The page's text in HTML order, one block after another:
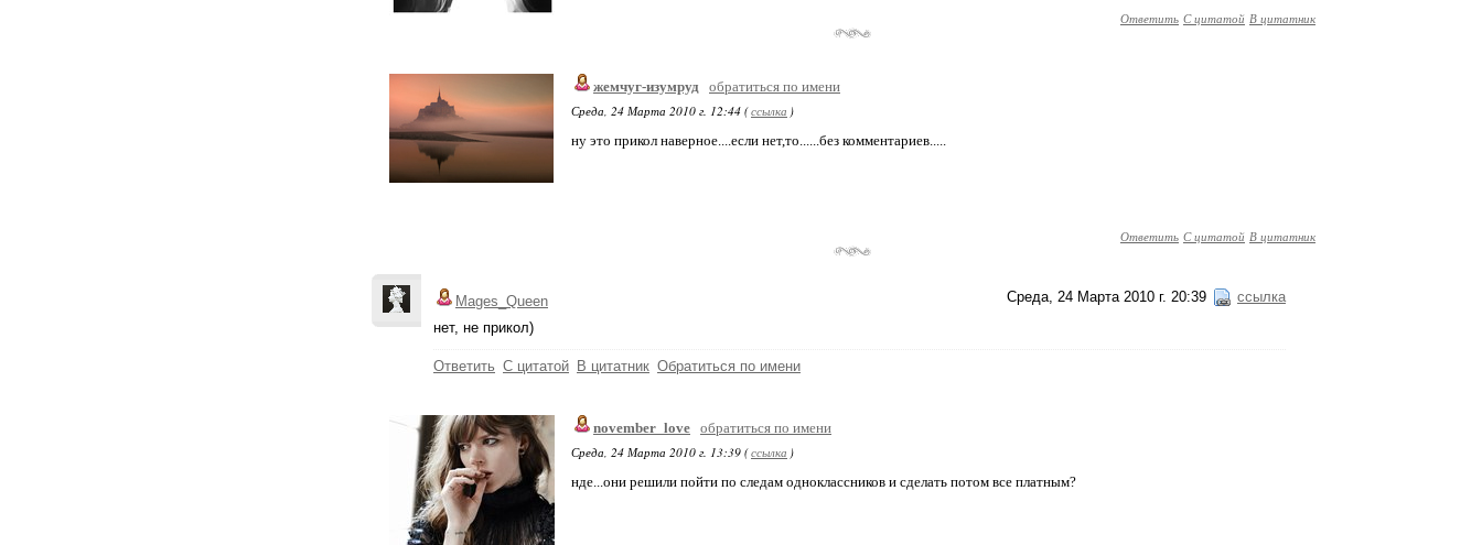
Ответить С цитатой В цитатник
жемчуг-изумруд обратиться по имени
Среда, 24 Марта 2010 г. 12:44 (ссылка )
ну это прикол наверное....если нет,то......без комментариев.....
Ответить С цитатой В цитатник
Среда, 24 Марта 2010 г. 20:39 ссылка
Mages_Queen
нет, не прикол)
Ответить С цитатой В цитатник Обратиться по имени
november_love обратиться по имени
Среда, 24 Марта 2010 г. 13:39 (ссылка )
нде...они решили пойти по следам одноклассников и сделать потом все платным?